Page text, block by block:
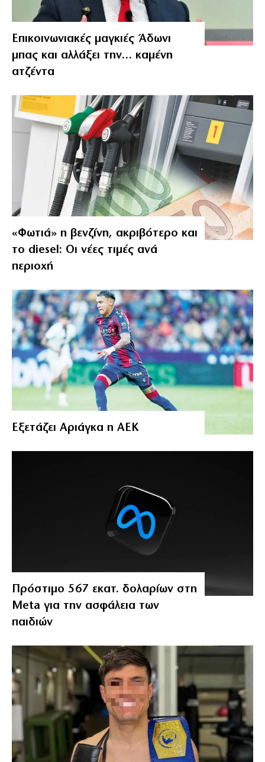
Επικοινωνιακές μαγκιές Άδωνι
μπας και αλλάξει την… καμένη
ατζέντα
«Φωτιά» η βενζίνη, ακριβότερο και
το diesel: Οι νέες τιμές ανά
περιοχή
Εξετάζει Αριάγκα η ΑΕΚ
Πρόστιμο 567 εκατ. δολαρίων στη
Meta για την ασφάλεια των
παιδιών